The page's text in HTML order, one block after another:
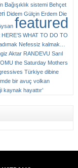
Bağışıklık sistemi Behçet
Didem Gülçin Erdem Die
featured
HERE’S WHAT TO DO TO
Nefessiz kalmak…
Aktar RANDEVU Sarıl
the Saturday Mothers
Türkiye dibine
bir avuç volkan
kaynak hayattır’